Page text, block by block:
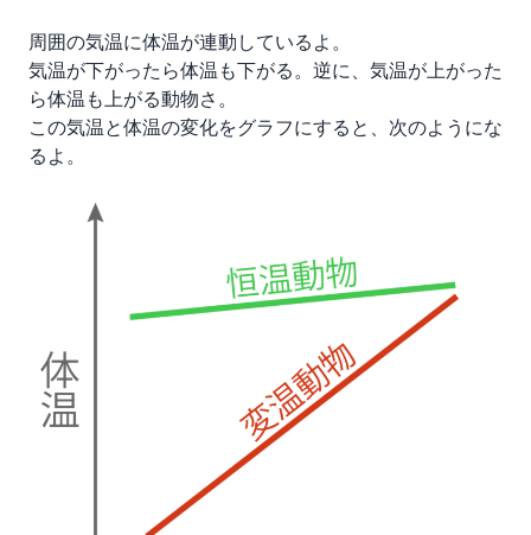
周囲の気温に体温が連動しているよ。
気温が下がったら体温も下がる。逆に、気温が上がった
ら体温も上がる動物さ。
この気温と体温の変化をグラフにすると、次のようにな
るよ。